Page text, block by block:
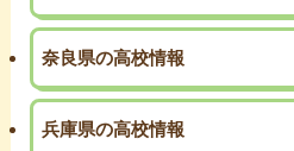
奈良県の高校情報
兵庫県の高校情報